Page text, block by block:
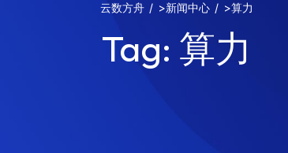
云数方舟 >新闻中心 >算力
Tag: 算力